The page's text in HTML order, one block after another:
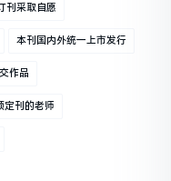
刊采取自愿
本刊国内外统一上市发行
作品
定刊的老师